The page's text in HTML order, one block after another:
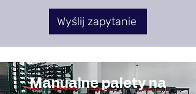
Wyślij zapytanie
Manualne palety na